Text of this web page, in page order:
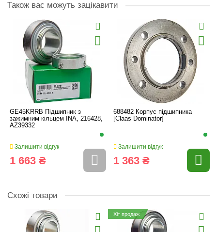
Також вас можуть зацікавити
GE45KRRB Підшипник з
зажимним кільцем INA, 216428,
AZ39332
Залишити відгук
1 663 ₴
688482 Корпус підшипника
[Claas Dominator]
Залишити відгук
1 363 ₴
Схожі товари
Хіт продаж